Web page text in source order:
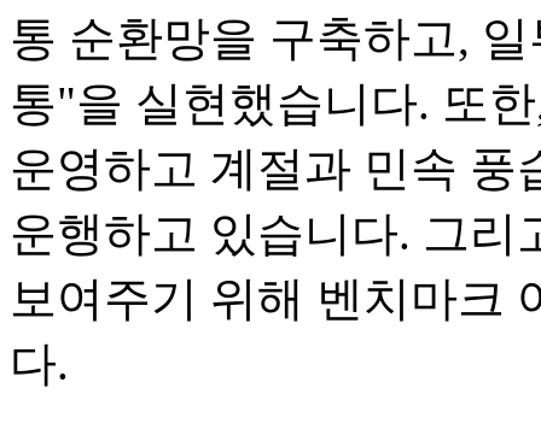
통 순환망을 구축하고,
통"을 실현했습니다. 또
운영하고 계절과 민속 풍
운행하고 있습니다. 그리
보여주기 위해 벤치마크
다.